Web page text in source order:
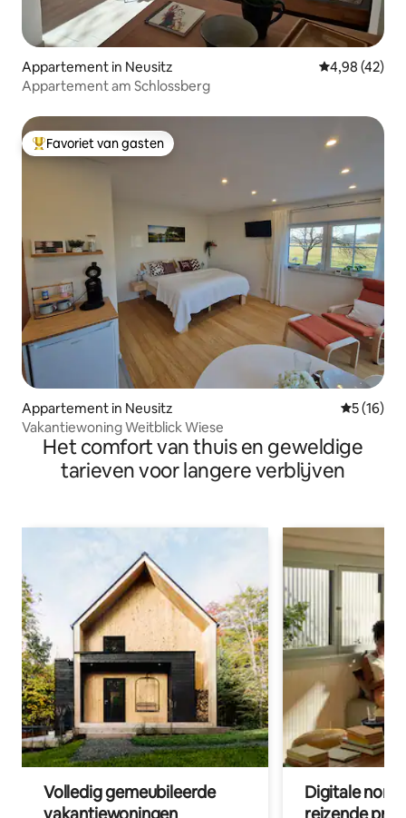
Appartement in Neusitz Gemiddelde
4,98 (42)
Appartement am Schlossberg
Topfavoriet van gasten
Favoriet van gasten
Appartement in Neusitz
5 (16)
Vakantiewoning Weitblick Wiese
Het comfort van thuis en geweldige
tarieven voor langere verblijven
Volledig gemeubileerde
Digitale